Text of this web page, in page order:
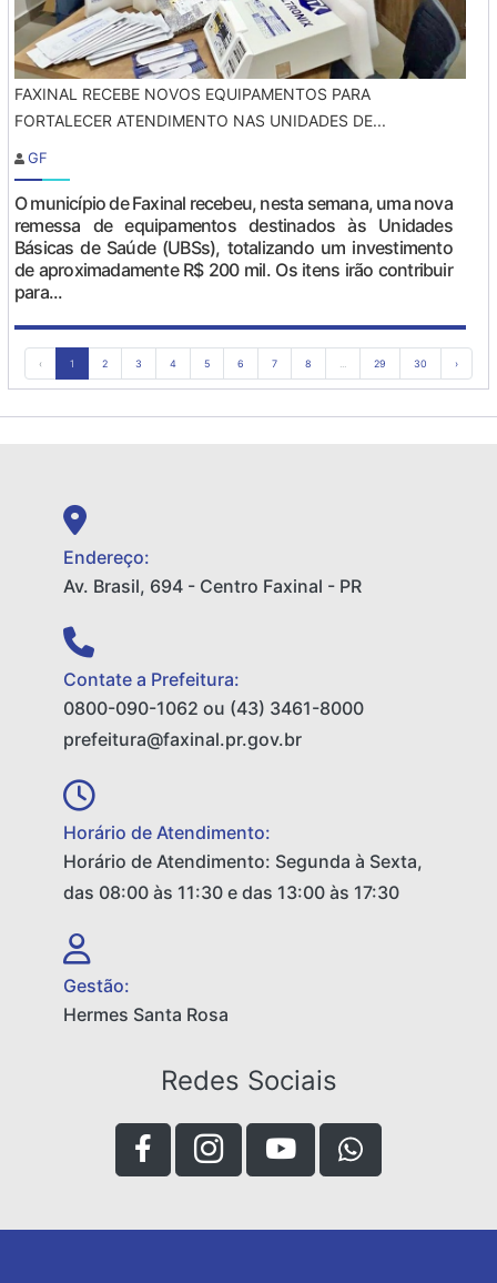
FAXINAL RECEBE NOVOS EQUIPAMENTOS PARA
FORTALECER ATENDIMENTO NAS UNIDADES DE...
GF
O município de Faxinal recebeu, nesta semana, uma nova
remessa de equipamentos destinados às Unidades
Básicas de Saúde (UBSs), totalizando um investimento
de aproximadamente R$ 200 mil. Os itens irão contribuir
para...
‹ 1 2 3 4 5 6 7 8 29 30 ›
Endereço:
Av. Brasil, 694 - Centro Faxinal - PR
Contate a Prefeitura:
0800-090-1062 ou (43) 3461-8000
prefeitura@faxinal.pr.gov.br
Horário de Atendimento:
Horário de Atendimento: Segunda à Sexta,
das 08:00 às 11:30 e das 13:00 às 17:30
Gestão:
Hermes Santa Rosa
Redes Sociais